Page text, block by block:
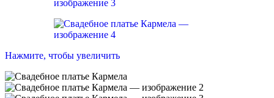
Нажмите, чтобы увеличить